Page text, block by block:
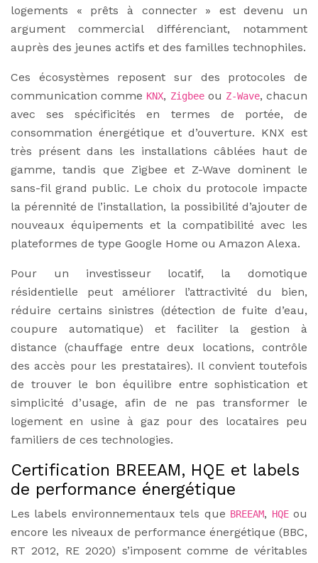
logements « prêts à connecter » est devenu un
argument commercial différenciant, notamment
auprès des jeunes actifs et des familles technophiles.
Ces écosystèmes reposent sur des protocoles de
communication comme KNX, Zigbeeou Z-Wave, chacun
avec ses spécificités en termes de portée, de
consommation énergétique et d’ouverture. KNX est
très présent dans les installations câblées haut de
gamme, tandis que Zigbee et Z-Wave dominent le
sans-fil grand public. Le choix du protocole impacte
la pérennité de l’installation, la possibilité d’ajouter de
nouveaux équipements et la compatibilité avec les
plateformes de type Google Home ou Amazon Alexa.
Pour un investisseur locatif, la domotique
résidentielle peut améliorer l’attractivité du bien,
réduire certains sinistres (détection de fuite d’eau,
coupure automatique) et faciliter la gestion à
distance (chauffage entre deux locations, contrôle
des accès pour les prestataires). Il convient toutefois
de trouver le bon équilibre entre sophistication et
simplicité d’usage, afin de ne pas transformer le
logement en usine à gaz pour des locataires peu
familiers de ces technologies.
Certification BREEAM, HQE et labels
de performance énergétique
Les labels environnementaux tels que BREEAM, HQEou
encore les niveaux de performance énergétique (BBC,
RT 2012, RE 2020) s’imposent comme de véritables